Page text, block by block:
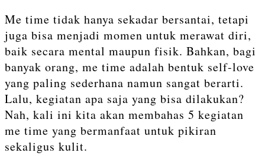
Me time tidak hanya sekadar bersantai, tetapi
juga bisa menjadi momen untuk merawat diri,
baik secara mental maupun fisik. Bahkan, bagi
banyak orang, me time adalah bentuk self-love
yang paling sederhana namun sangat berarti.
Lalu, kegiatan apa saja yang bisa dilakukan?
Nah, kali ini kita akan membahas 5 kegiatan
me time yang bermanfaat untuk pikiran
sekaligus kulit.